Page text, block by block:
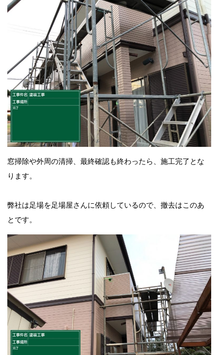
窓掃除や外周の清掃、最終確認も終わったら、施工完了とな
ります。
弊社は足場を足場屋さんに依頼しているので、撤去はこのあ
とです。